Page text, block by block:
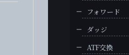
フォワード
ダッジ
ATF交換